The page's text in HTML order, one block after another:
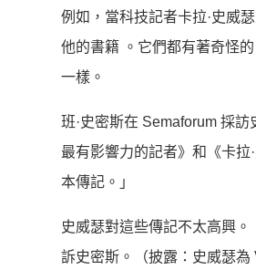
例如，當科技記者卡拉·史威
他的書籍 。它們都有著奇怪
一樣。
班·史密斯在 Semaforum 採
最有影響力的記者》和《卡
本傳記。」
史威瑟對這些傳記不太高興
訴史密斯。（披露：史威瑟為